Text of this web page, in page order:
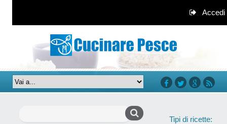
Accedi
Tipi di ricette: